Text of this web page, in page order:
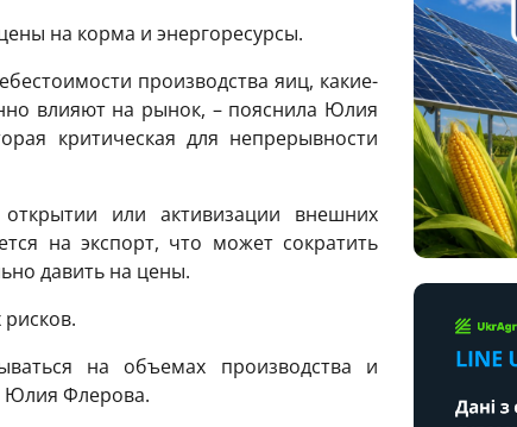
на корма и энергоресурсы.
производства яиц, какие-
влияют на рынок, – пояснила Юлия
критическая для непрерывности
открытии или активизации внешних
на экспорт, что может сократить
давить на цены.
на объемах производства и
Юлия Флерова.